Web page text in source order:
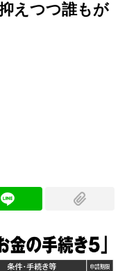
えつつ誰もが